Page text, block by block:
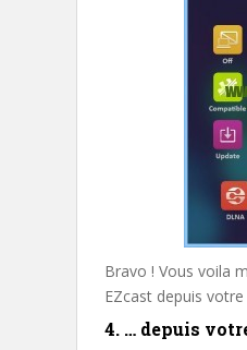
Bravo ! Vous voila
EZcast depuis
4. … depuis